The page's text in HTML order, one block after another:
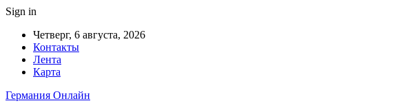
Sign in
Четверг, 6 августа, 2026
Контакты
Лента
Карта
Германия Онлайн